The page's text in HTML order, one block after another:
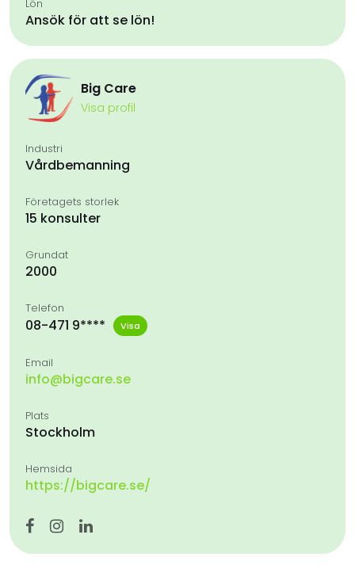
Lön
Ansök för att se lön!
Big Care
Visa profil
Industri
Vårdbemanning
Företagets storlek
15 konsulter
Grundat
2000
Telefon
08-471 9**** Visa
Email
info@bigcare.se
Plats
Stockholm
Hemsida
https://bigcare.se/